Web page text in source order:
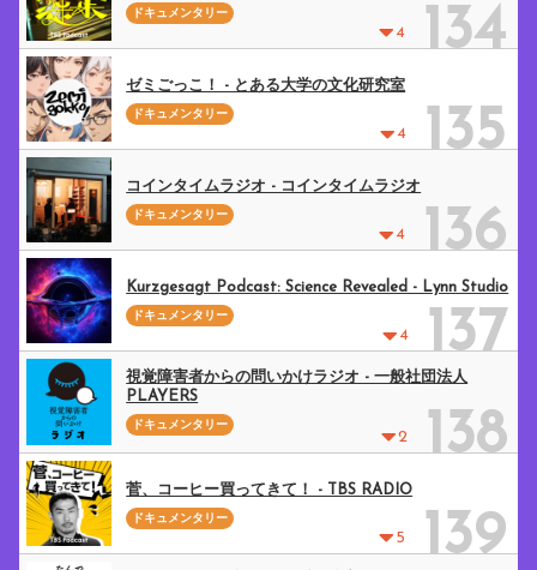
4 134
ドキュメンタリー
4 135
ゼミごっこ！ - とある大学の文化研究室
ドキュメンタリー
4 136
コインタイムラジオ - コインタイムラジオ
ドキュメンタリー
4 137
Kurzgesagt Podcast: Science Revealed - Lynn Studio
ドキュメンタリー
2 138
視覚障害者からの問いかけラジオ - 一般社団法人
PLAYERS
ドキュメンタリー
5 139
菅、コーヒー買ってきて！ - TBS RADIO
ドキュメンタリー